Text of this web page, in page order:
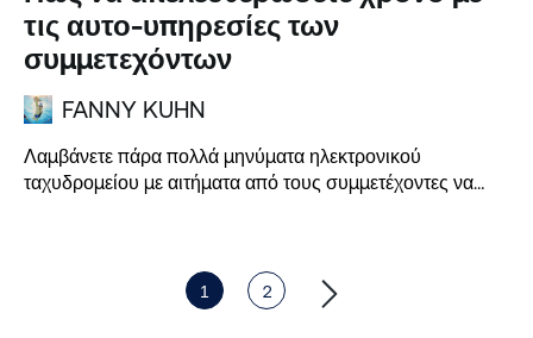
τις αυτο-υπηρεσίες των
συμμετεχόντων
FANNY KUHN
Λαμβάνετε πάρα πολλά μηνύματα ηλεκτρονικού
ταχυδρομείου με αιτήματα από τους συμμετέχοντες να
1 2